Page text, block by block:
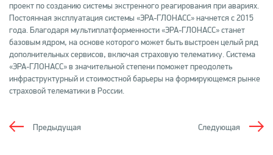
проект по созданию системы экстренного реагирования при авариях.
Постоянная эксплуатация системы «ЭРА-ГЛОНАСС» начнется с 2015
года. Благодаря мультиплатформенности «ЭРА-ГЛОНАСС» станет
базовым ядром, на основе которого может быть выстроен целый ряд
дополнительных сервисов, включая страховую телематику. Система
«ЭРА-ГЛОНАСС» в значительной степени поможет преодолеть
инфраструктурный и стоимостной барьеры на формирующемся рынке
страховой телематики в России.
Следующая
Предыдущая